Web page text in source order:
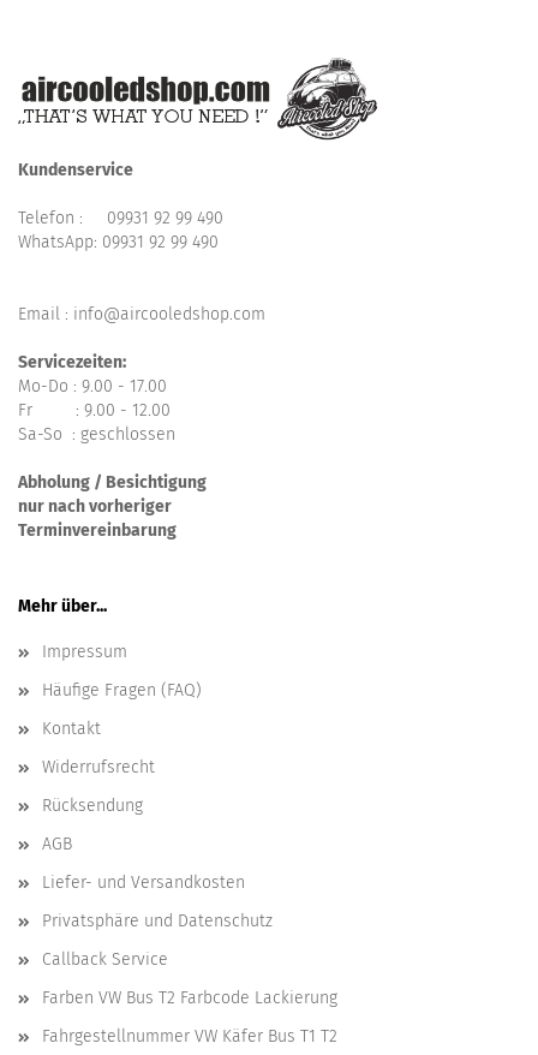
Kundenservice
Telefon : 09931 92 99 490
WhatsApp: 09931 92 99 490
Email : info@aircooledshop.com
Servicezeiten:
Mo-Do : 9.00 - 17.00
Fr : 9.00 - 12.00
Sa-So : geschlossen
Abholung / Besichtigung
nur nach vorheriger
Terminvereinbarung
Mehr über...
Impressum
Häufige Fragen (FAQ)
Kontakt
Widerrufsrecht
Rücksendung
AGB
Liefer- und Versandkosten
Privatsphäre und Datenschutz
Callback Service
Farben VW Bus T2 Farbcode Lackierung
Fahrgestellnummer VW Käfer Bus T1 T2